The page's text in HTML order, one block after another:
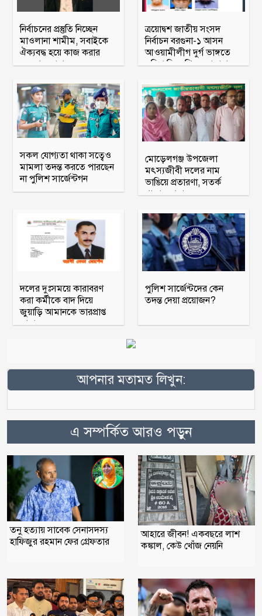
নির্বাচনের প্রস্তুতি নিচ্ছেন
মাওলানা শামীম, সবাইকে
ঐক্যবদ্ধ হয়ে কাজ করার
অহব্বান জানান
ত্রয়োদ্বশ জাতীয় সংসদ
নির্বাচন বরগুনা-১ আসন
আওয়ামীলীগ দুর্গ ভাঙ্গতে
মরিয়া বিএনপি ও জামায়াত
সকল যোগ্যতা থাকা সত্বেও
মামলা তদন্ত করতে পারছেন
না পুলিশ সার্জেন্টগন
মোড়েলগঞ্জ উপজেলা
মৎস্যজীবী দলের নাম
ভাঙিয়ে প্রতারণা, সতর্ক
থাকার আহ্বান
দলের দুঃসময়ে কারাবরণ
করা কর্মীকে বাদ দিয়ে
জুয়াড়ি আমানকে ভারপ্রাপ্ত
আহ্বায়ক
পুলিশ সার্জেন্টদের কেন
তদন্ত দেয়া প্রয়োজন?
আপনার মতামত লিখুন:
এ সম্পর্কিত আরও পড়ুন
তনু হত্যায় সাবেক সেনাসদস্য
হাফিজুর রহমান ফের গ্রেফতার
আহারে জীবন! একবছরে লাশ
কঙ্কাল, কেউ খোঁজ নেয়নি